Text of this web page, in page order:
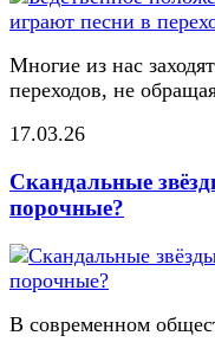
Многие из нас
переходов, не
17.03.26
Скандальные
порочные?
В современном